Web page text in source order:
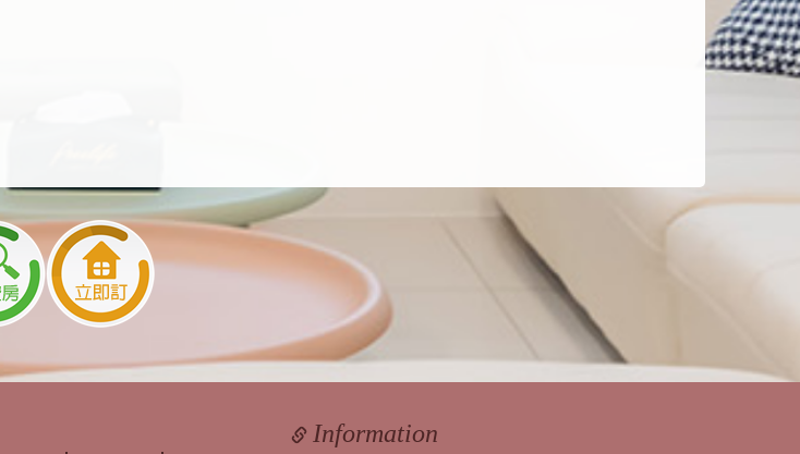
Information